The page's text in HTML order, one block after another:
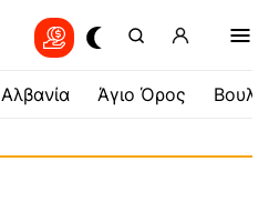
Αλβανία Άγιο Όρος